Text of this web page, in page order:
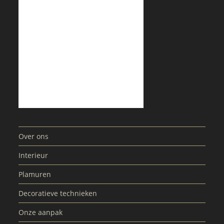
Over ons
Interieur
Plamuren
Decoratieve technieken
Onze aanpak